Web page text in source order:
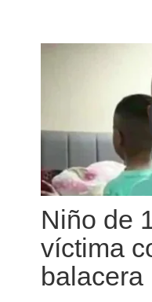
Niño de
víctima
balacera